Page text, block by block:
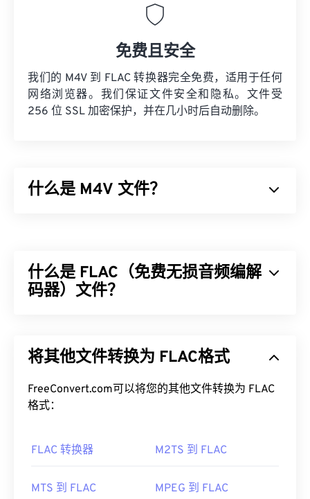
免费且安全
我们的 M4V 到 FLAC 转换器完全免费，适用于任何
网络浏览器。我们保证文件安全和隐私。文件受
256 位 SSL 加密保护，并在几小时后自动删除。
什么是 M4V 文件？
虽然 M4V 文件与 MP4 非常相似，但它们是为 Apple
产品设计的，并且 Apple 通常使用
M4V 文件可在 Windows 或 Mac 操作系统中打开，分
别在适用于 Windows 的 Apple iTunes和适用于 Mac
的 Apple iTunes 中打开
请记住，M4V 是一个包含各种数据的容器，因此如
（音频或视频编解码器）与设备的操作系统不兼容。
什么是 FLAC（免费无损音频编解
码器）文件？
音频质量或原始数据。FLAC 通过使用一种
将文
无损压缩。
打开 FLAC 文件的默认程序是 VLC 媒体播放器
乐、兼容电话应用程序编程接口 (TAPI) ，并且不受
将其他文件转换为 FLAC格式
FreeConvert.com可以将您的其他文件转换为 FLAC
格式：
FLAC 转换器 M2TS 到 FLAC
MTS 到 FLAC MPEG 到 FLAC